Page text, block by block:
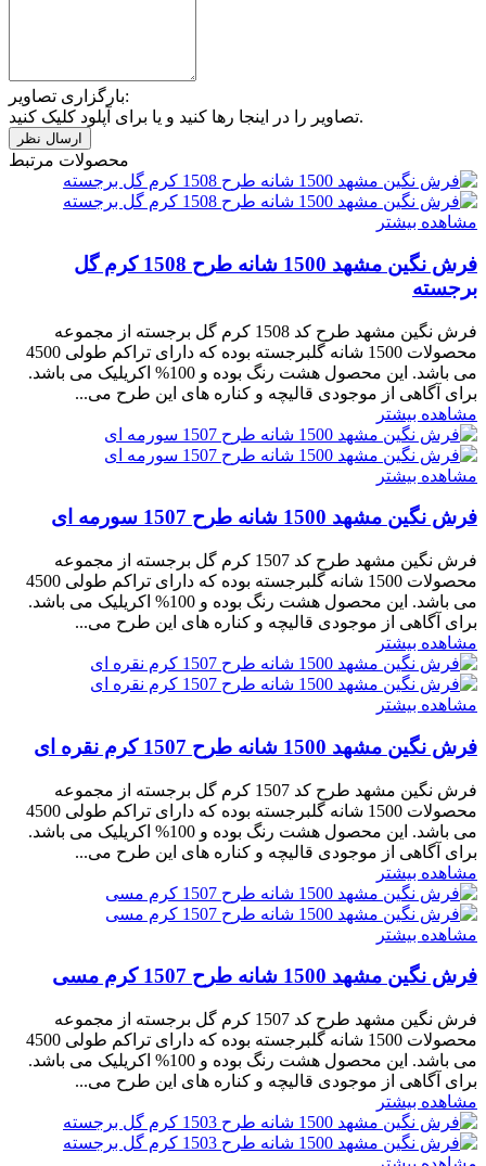
بارگزاری تصاویر:
تصاویر را در اینجا رها کنید و یا برای آپلود کلیک کنید.
محصولات مرتبط
مشاهده بیشتر
فرش نگین مشهد 1500 شانه طرح 1508 کرم گل
برجسته
فرش نگین مشهد طرح کد 1508 کرم گل برجسته از مجموعه
محصولات 1500 شانه گلبرجسته بوده که دارای تراکم طولی 4500
می باشد. این محصول هشت رنگ بوده و 100% اکریلیک می باشد.
برای آگاهی از موجودی قالیچه و کناره های این طرح می...
مشاهده بیشتر
مشاهده بیشتر
فرش نگین مشهد 1500 شانه طرح 1507 سورمه ای
فرش نگین مشهد طرح کد 1507 کرم گل برجسته از مجموعه
محصولات 1500 شانه گلبرجسته بوده که دارای تراکم طولی 4500
می باشد. این محصول هشت رنگ بوده و 100% اکریلیک می باشد.
برای آگاهی از موجودی قالیچه و کناره های این طرح می...
مشاهده بیشتر
مشاهده بیشتر
فرش نگین مشهد 1500 شانه طرح 1507 کرم نقره ای
فرش نگین مشهد طرح کد 1507 کرم گل برجسته از مجموعه
محصولات 1500 شانه گلبرجسته بوده که دارای تراکم طولی 4500
می باشد. این محصول هشت رنگ بوده و 100% اکریلیک می باشد.
برای آگاهی از موجودی قالیچه و کناره های این طرح می...
مشاهده بیشتر
مشاهده بیشتر
فرش نگین مشهد 1500 شانه طرح 1507 کرم مسی
فرش نگین مشهد طرح کد 1507 کرم گل برجسته از مجموعه
محصولات 1500 شانه گلبرجسته بوده که دارای تراکم طولی 4500
می باشد. این محصول هشت رنگ بوده و 100% اکریلیک می باشد.
برای آگاهی از موجودی قالیچه و کناره های این طرح می...
مشاهده بیشتر